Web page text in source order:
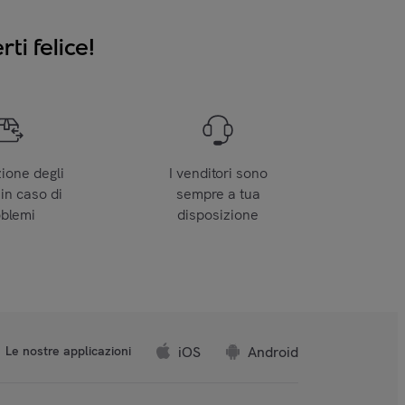
felice!
degli
caso di
I venditori sono
sempre a tua
disposizione
Le nostre applicazioni iOS Android